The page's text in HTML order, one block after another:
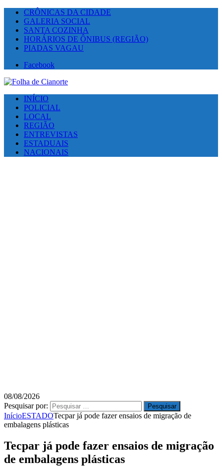
CRÔNICAS DA CIDADE
GALERIA SOCIAL
SANTA COZINHA
HORÁRIOS DE ÔNIBUS (REGIÃO)
PIADAS VAGAU
Facebook
INÍCIO
POLICIAL
LOCAL
REGIÃO
ENTREVISTAS
ESTADUAIS
NACIONAIS
08/08/2026
Pesquisar por:
InícioESTADOTecpar já pode fazer ensaios de migração de
embalagens plásticas
Tecpar já pode fazer ensaios de migração
de embalagens plásticas